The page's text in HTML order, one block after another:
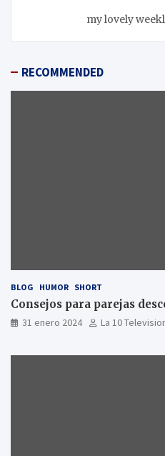
my lovely
RECOMMENDED
BLOG HUMOR SHORT
Consejos para parejas
31 enero 2024 La 10